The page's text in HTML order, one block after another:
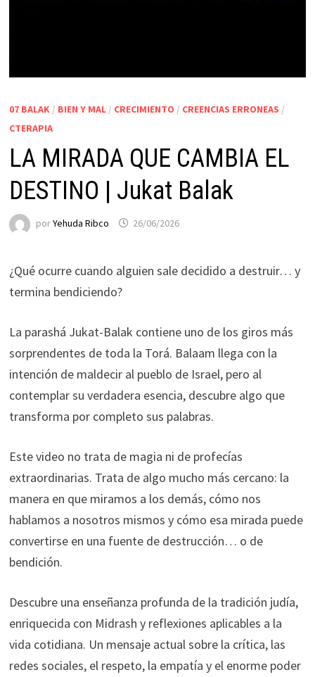
07 BALAK/ BIEN Y MAL/ CRECIMIENTO / CREENCIAS ERRONEAS /
CTERAPIA
LA MIRADA QUE CAMBIA EL
DESTINO | Jukat Balak
porYehuda Ribco 26/06/2026
¿Qué ocurre cuando alguien sale decidido a destruir… y
termina bendiciendo?
La parashá Jukat-Balak contiene uno de los giros más
sorprendentes de toda la Torá. Balaam llega con la
intención de maldecir al pueblo de Israel, pero al
contemplar su verdadera esencia, descubre algo que
transforma por completo sus palabras.
Este video no trata de magia ni de profecías
extraordinarias. Trata de algo mucho más cercano: la
manera en que miramos a los demás, cómo nos
hablamos a nosotros mismos y cómo esa mirada puede
convertirse en una fuente de destrucción… o de
bendición.
Descubre una enseñanza profunda de la tradición judía,
enriquecida con Midrash y reflexiones aplicables a la
vida cotidiana. Un mensaje actual sobre la crítica, las
redes sociales, el respeto, la empatía y el enorme poder